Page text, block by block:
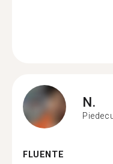
N.
FLUENTE